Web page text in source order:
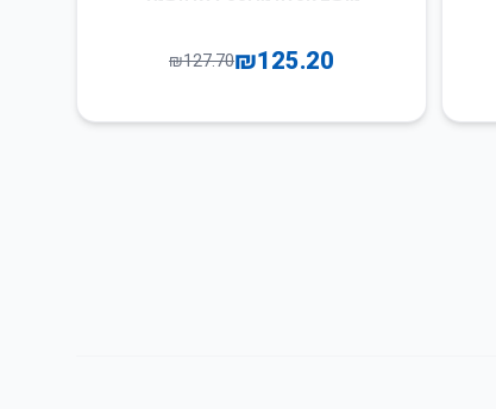
₪125.20
₪127.70